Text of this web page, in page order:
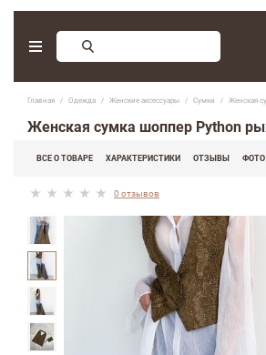
Главная Одежда Женские аксессуары Сумки Женская
Женская сумка шоппер Python
ВСЕ О ТОВАРЕ ХАРАКТЕРИСТИКИ ОТЗЫВЫ ФОТО
0 отзывов
Заказ обратного звонка
(097) 416-90-33 ,
(066) 339-07-15